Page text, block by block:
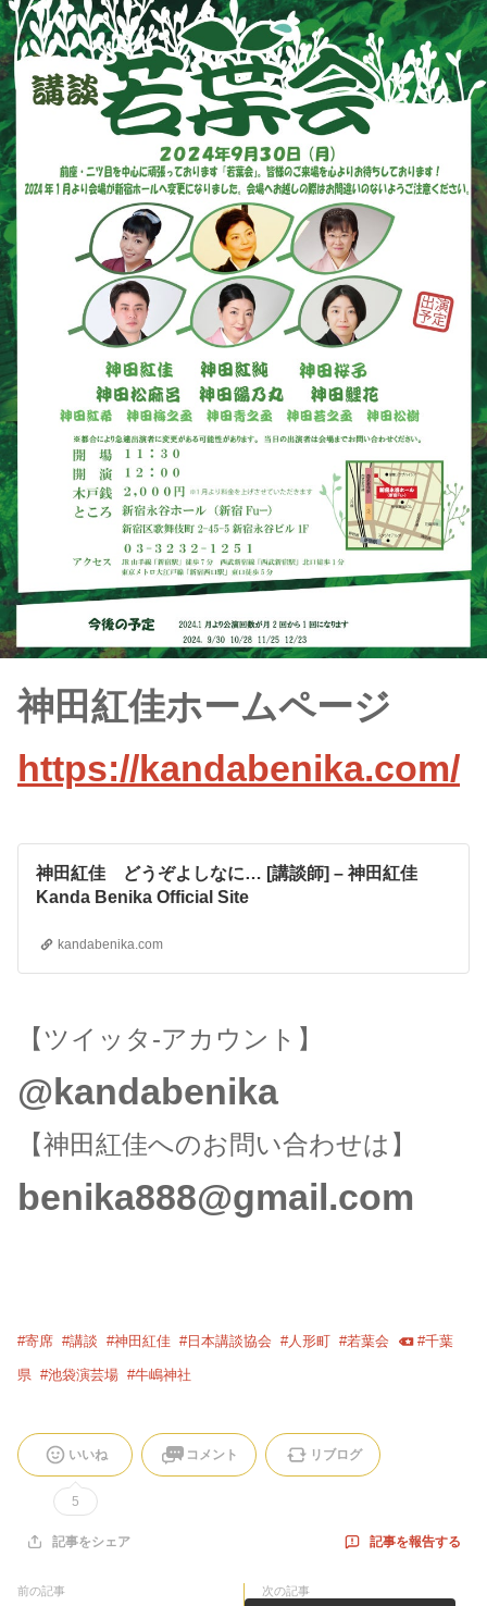
神田紅佳ホームページ
https://kandabenika.com/
神田紅佳 どうぞよしなに… [講談師] – 神田紅佳
Kanda Benika Official Site
kandabenika.com
【ツイッタ-アカウント】
@kandabenika
【神田紅佳へのお問い合わせは】
benika888@gmail.com
#寄席 #講談 #神田紅佳 #日本講談協会 #人形町 #若葉会 #千葉
県 #池袋演芸場 #牛嶋神社
いいね
5
コメント リブログ
記事をシェア 記事を報告する
前の記事 次の記事